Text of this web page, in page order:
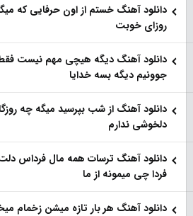
دانلود آهنگ خستم از اون حرفایی که
روزای خوبت
دانلود آهنگ دیگه هیچی مهم نیست
جوونیم دیگه بسه خدایا
دانلود آهنگ از شب بپرسید میگه چه
دلخوشی ندارم
دانلود آهنگ ترسات همه مال فرداس
فردا چی میمونه از ما
دانلود آهنگ هر بار تازه میشن زخمام